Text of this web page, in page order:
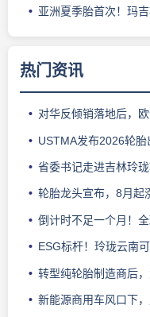
亚洲夏季胎首次！玛
热门资讯
对华反倾销落地后，
USTMA发布2026轮
省委书记走进吉林玲
轮胎龙头宣布，8月起
倒计时不足一个月！
ESG标杆！玲珑云南
转型纯轮胎制造商后
新能源商用车风口下